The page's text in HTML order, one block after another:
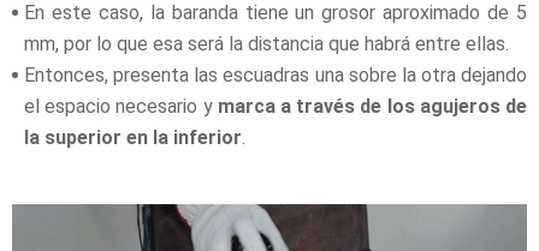
En este caso, la baranda tiene un grosor aproximado de 5
mm, por lo que esa será la distancia que habrá entre ellas.
Entonces, presenta las escuadras una sobre la otra dejando
el espacio necesario y marca a través de los agujeros de
la superior en la inferior.